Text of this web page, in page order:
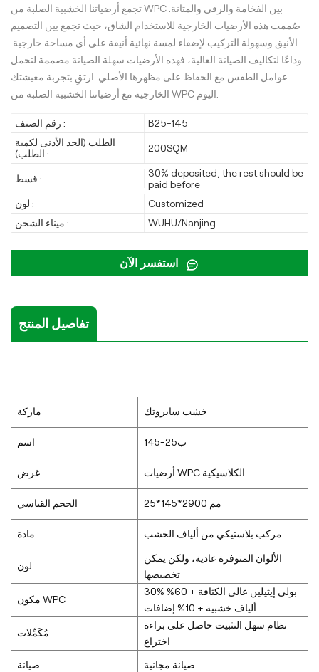
تجمع أرضياتنا الخشبية الصلبة من WPC بين الفخامة والرقي والمتانة.
صُممت هذه الأرضيات الخارجية للاستخدام الشاق، حيث تجمع بين التصميم
الأنيق وسهولة التركيب لإضفاء لمسة نهائية أنيقة على أي مساحة خارجية.
وداعًا لتكاليف الصيانة العالية، فهذه الأرضيات سهلة الصيانة مصممة لتحمل
عوامل الطقس مع الحفاظ على مظهرها الأصلي. ارتقِ بتجربة معيشتك
الخارجية مع أرضياتنا الخشبية الصلبة من WPC اليوم.
رقم الصنف :
B25-145
الطلب (الحد الأدنى لكمية
الطلب) :
200SQM
قسط :
30% deposited, the rest should be
paid before
لون :
Customized
ميناء الشحن :
WUHU/Nanjing
تفاصيل المنتج
ماركة خشب سايروتك
اسم ب25-145
غرض أرضيات WPC الكلاسيكية
الحجم القياسي 25*145*2900 مم
مادة مركب بلاستيكي من ألياف الخشب
لون
الألوان المتوفرة عادية، ولكن يمكن
تخصيصها
مكون WPC
30% بولي إيثيلين عالي الكثافة + 60%
ألياف خشبية + 10% إضافات
مُكَمِّلات
نظام سهل التثبيت حاصل على براءة
اختراع
صيانة صيانة مجانية